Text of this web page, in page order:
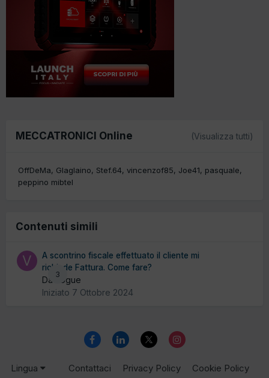
MECCATRONICI Online (Visualizza tutti)
OffDeMa Glaglaino Stef.64 vincenzof85 Joe41
pasquale
peppino mibtel
Contenuti simili
3
A scontrino fiscale effettuato il cliente mi
richiede Fattura. Come fare?
Da vogue
Iniziato 7 Ottobre 2024
Lingua Contattaci Privacy Policy
Cookie Policy